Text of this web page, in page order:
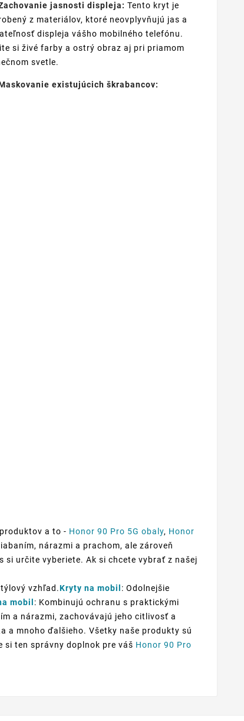
jasnosti displeja: Tento kryt je
z materiálov, ktoré neovplyvňujú jas a
displeja vášho mobilného telefónu.
si živé farby a ostrý obraz aj pri priamom
svetle.
existujúcich škrabancov:
a to - Honor 90 Pro 5G obaly, Honor
nárazmi a prachom, ale zároveň
si určite vyberiete. Ak si chcete vybrať z našej
vzhľad.Kryty na mobil : Odolnejšie
mobil : Kombinujú ochranu s praktickými
a nárazmi, zachovávajú jeho citlivosť a
a mnoho ďalšieho. Všetky naše produkty sú
ten správny doplnok pre váš Honor 90 Pro